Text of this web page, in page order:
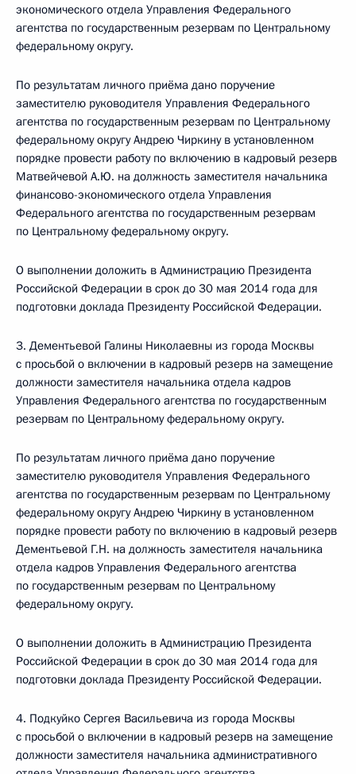
экономического отдела Управления Федерального
агентства по государственным резервам по Центральному
федеральному округу.
По результатам личного приёма дано поручение
заместителю руководителя Управления Федерального
агентства по государственным резервам по Центральному
федеральному округу Андрею Чиркину в установленном
порядке провести работу по включению в кадровый резерв
Матвейчевой А.Ю. на должность заместителя начальника
финансово-экономического отдела Управления
Федерального агентства по государственным резервам
по Центральному федеральному округу.
О выполнении доложить в Администрацию Президента
Российской Федерации в срок до 30 мая 2014 года для
подготовки доклада Президенту Российской Федерации.
3. Дементьевой Галины Николаевны из города Москвы
с просьбой о включении в кадровый резерв на замещение
должности заместителя начальника отдела кадров
Управления Федерального агентства по государственным
резервам по Центральному федеральному округу.
По результатам личного приёма дано поручение
заместителю руководителя Управления Федерального
агентства по государственным резервам по Центральному
федеральному округу Андрею Чиркину в установленном
порядке провести работу по включению в кадровый резерв
Дементьевой Г.Н. на должность заместителя начальника
отдела кадров Управления Федерального агентства
по государственным резервам по Центральному
федеральному округу.
О выполнении доложить в Администрацию Президента
Российской Федерации в срок до 30 мая 2014 года для
подготовки доклада Президенту Российской Федерации.
4. Подкуйко Сергея Васильевича из города Москвы
с просьбой о включении в кадровый резерв на замещение
должности заместителя начальника административного